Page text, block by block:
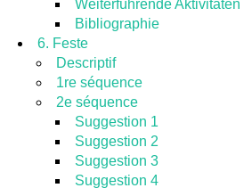
Weiterführende Aktivitäten
Bibliographie
6. Feste
Descriptif
1re séquence
2e séquence
Suggestion 1
Suggestion 2
Suggestion 3
Suggestion 4